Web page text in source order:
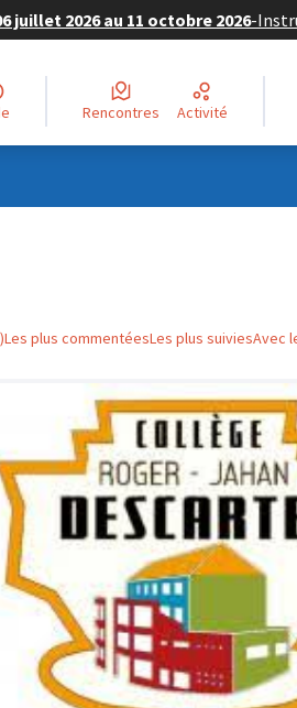
2026 au 11 octobre 2026-
Rencontres Activité
Les plus commentéesLes plus suiviesAvec